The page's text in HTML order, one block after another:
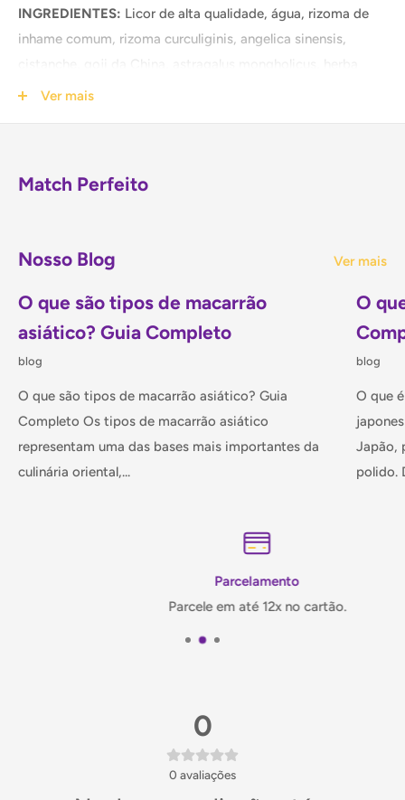
INGREDIENTES: Licor de alta qualidade, água, rizoma de
inhame comum, rizoma curculiginis, angelica sinensis,
epimedii, canela, syzygium aromaticum e açúcar de rocha.
Manter em local seco e arejado. Após aberto manter a
Origem: China
Ver mais
Match Perfeito
Nosso Blog Ver mais
O que são tipos de macarrão
asiático? Guia Completo
blog
O que são tipos de macarrão asiático? Guia
Completo Os tipos de macarrão asiático
representam uma das bases mais importantes da
culinária oriental,...
O
blog
O que
Japão,
polido.
Parcelamento
Parcele em até 12x no cartão.
0
0 avaliações